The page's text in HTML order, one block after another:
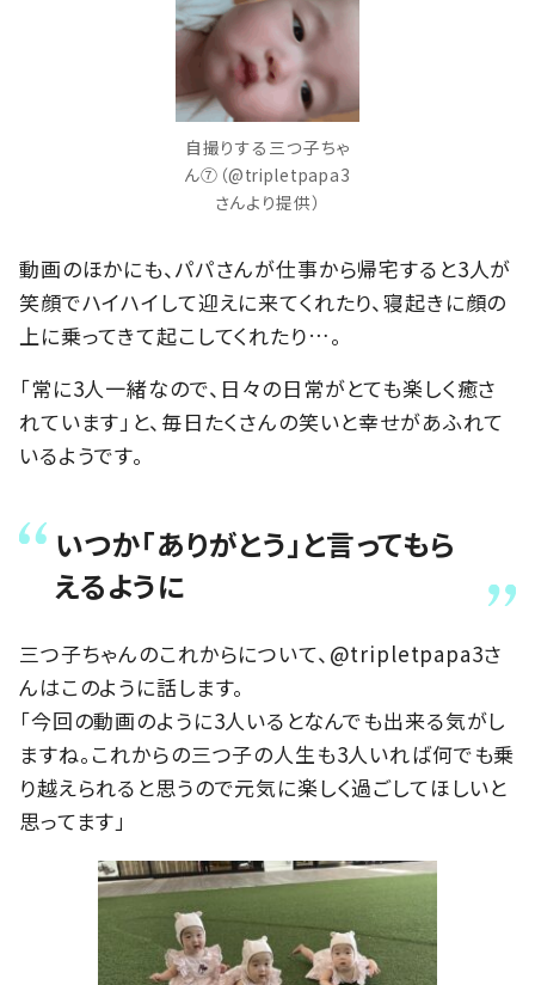
自撮りする三つ子ちゃ
ん⑦（@tripletpapa3
さんより提供）
動画のほかにも、パパさんが仕事から帰宅すると3人が
笑顔でハイハイして迎えに来てくれたり、寝起きに顔の
上に乗ってきて起こしてくれたり…。
「常に3人一緒なので、日々の日常がとても楽しく癒さ
れています」と、毎日たくさんの笑いと幸せがあふれて
いるようです。
いつか「ありがとう」と言ってもら
えるように
三つ子ちゃんのこれからについて、@tripletpapa3さ
んはこのように話します。
「今回の動画のように3人いるとなんでも出来る気がし
ますね。これからの三つ子の人生も3人いれば何でも乗
り越えられると思うので元気に楽しく過ごしてほしいと
思ってます」